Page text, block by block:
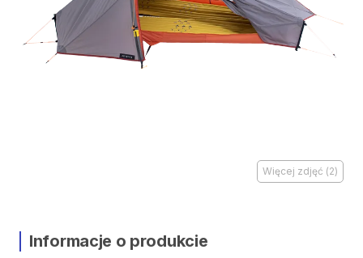
Więcej zdjęć (2)
Informacje o produkcie